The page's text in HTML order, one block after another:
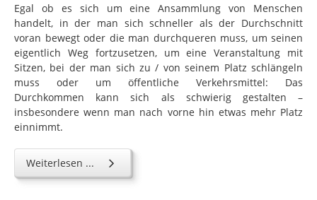
Egal ob es sich um eine Ansammlung von Menschen
handelt, in der man sich schneller als der Durchschnitt
voran bewegt oder die man durchqueren muss, um seinen
eigentlich Weg fortzusetzen, um eine Veranstaltung mit
Sitzen, bei der man sich zu / von seinem Platz schlängeln
muss oder um öffentliche Verkehrsmittel: Das
Durchkommen kann sich als schwierig gestalten –
insbesondere wenn man nach vorne hin etwas mehr Platz
einnimmt.
Weiterlesen ...